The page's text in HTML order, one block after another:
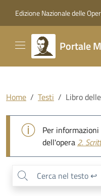
Edizione Nazionale delle
Portale
Home Testi Libro
Libro delle
Per
dell'opera 2.
/0